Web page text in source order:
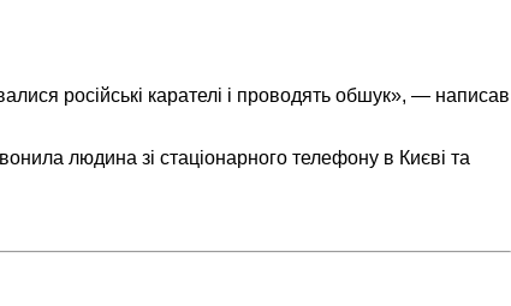
російські карателі і проводять обшук», — написав
людина зі стаціонарного телефону в Києві та